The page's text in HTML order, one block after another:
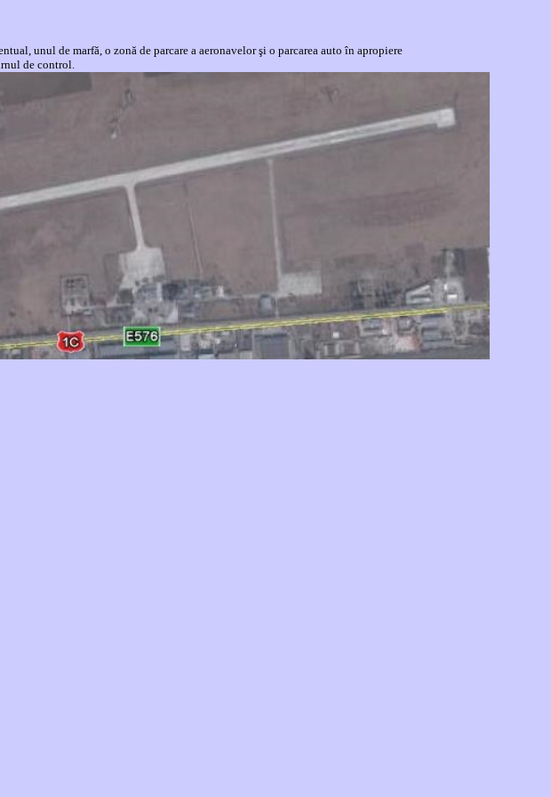
unul de marfă, o zonă de parcare a aeronavelor şi o parcarea auto în apropiere
de control.